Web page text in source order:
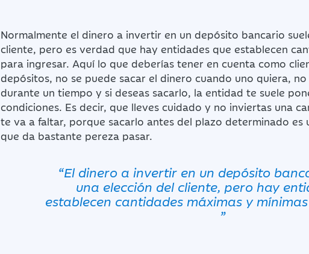
Normalmente el dinero a invertir en un depósito bancario
cliente, pero es verdad que hay entidades que establecen
para ingresar. Aquí lo que deberías tener en cuenta como
depósitos, no se puede sacar el dinero cuando uno quiera,
durante un tiempo y si deseas sacarlo, la entidad te suele
condiciones. Es decir, que lleves cuidado y no inviertas una
te va a faltar, porque sacarlo antes del plazo determinado es
que da bastante pereza pasar.
“El dinero a invertir en un depósito
una elección del cliente, pero hay
establecen cantidades máximas y
”